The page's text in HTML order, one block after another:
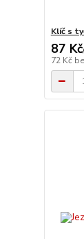
Klíč s
87 Kč/
72 Kč